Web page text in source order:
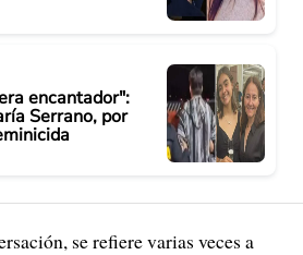
encantador":
Serrano, por
se refiere varias veces a